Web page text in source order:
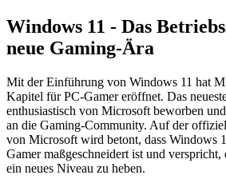
Windows 11 - Das
neue Gaming-Ära
Mit der Einführung von Windows 11 hat
Kapitel für PC-Gamer eröffnet. Das
enthusiastisch von Microsoft beworben
an die Gaming-Community. Auf der
von Microsoft wird betont, dass Windows
Gamer maßgeschneidert ist und
ein neues Niveau zu heben.